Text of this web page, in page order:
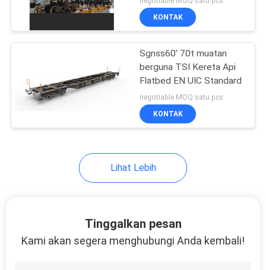
KONTAK
Sgnss60' 70t muatan
berguna TSI Kereta Api
Flatbed EN UIC Standard
negotiable MOQ:satu pcs
KONTAK
Lihat Lebih
Tinggalkan pesan
Kami akan segera menghubungi Anda kembali!